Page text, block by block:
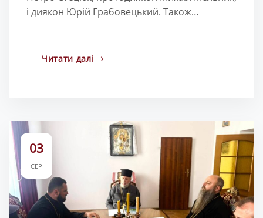
і диякон Юрій Грабовецький. Також…
Читати далі
03
СЕР